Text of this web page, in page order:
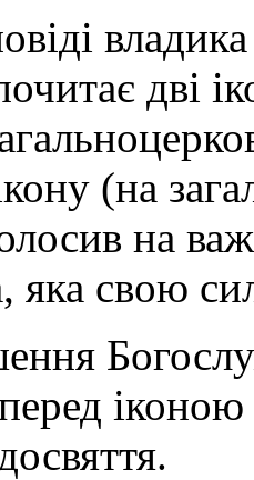
дві
(на
на
яка свою
іконою